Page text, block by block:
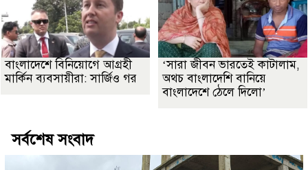
বাংলাদেশে বিনিয়োগে আগ্রহী
মার্কিন ব্যবসায়ীরা: সার্জিও গর
‘সারা জীবন ভারতেই কাটালাম,
অথচ বাংলাদেশি বানিয়ে
বাংলাদেশে ঠেলে দিলো’
সর্বশেষ সংবাদ